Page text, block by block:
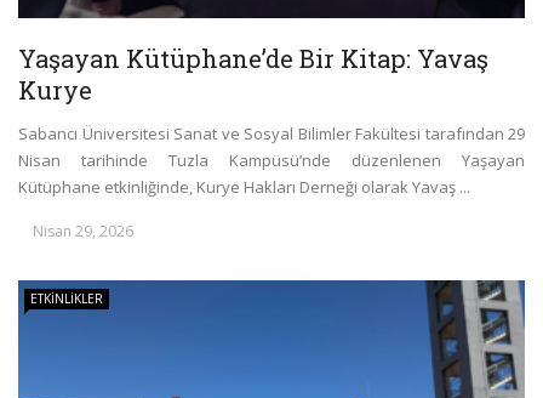
Yaşayan Kütüphane’de Bir Kitap: Yavaş
Kurye
Sabancı Üniversitesi Sanat ve Sosyal Bilimler Fakültesi tarafından 29
Nisan tarihinde Tuzla Kampüsü’nde düzenlenen Yaşayan
Kütüphane etkinliğinde, Kurye Hakları Derneği olarak Yavaş ...
Nisan 29, 2026
ETKINLIKLER